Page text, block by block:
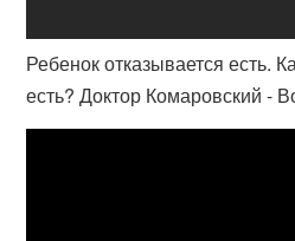
Ребенок отказывается есть.
есть? Доктор Комаровский -